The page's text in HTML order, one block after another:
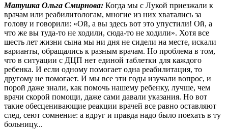
Матушка Ольга Смирнова: Когда мы с Лукой приезжали к
врачам или реабилитологам, многие из них хватались за
голову и говорили: «Ой, а вы здесь вот это упустили! Ой, а
что же вы туда-то не ходили, сюда-то не ходили». Хотя все
шесть лет жизни сына мы ни дня не сидели на месте, искали
варианты, обращались к разным врачам. Но проблема в том,
что в ситуации с ДЦП нет единой таблетки для каждого
ребенка. И если одному помогает одна реабилитация, то
другому не помогает. И мы все эти годы изучали вопрос, и
порой даже знали, как помочь нашему ребенку, лучше, чем
врачи скорой помощи, даже сами давали указания. Но вот
такие обесценивающие реакции врачей все равно оставляют
след, сеют сомнение: а вдруг и правда надо было поехать в ту
больницу...